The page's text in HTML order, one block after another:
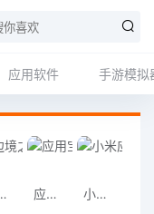
应用软件 手游模拟
汉化下载 应用宝app 小米应用市场